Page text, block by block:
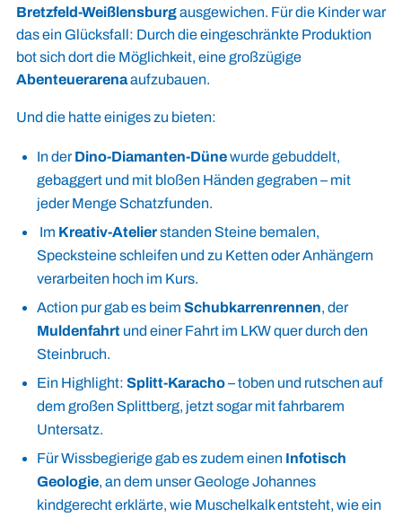
Bretzfeld-Weißlensburgausgewichen. Für die Kinder war
das ein Glücksfall: Durch die eingeschränkte Produktion
bot sich dort die Möglichkeit, eine großzügige
Abenteuerarenaaufzubauen.
Und die hatte einiges zu bieten:
In derDino-Diamanten-Dünewurde gebuddelt,
gebaggert und mit bloßen Händen gegraben – mit
jeder Menge Schatzfunden.
Im Kreativ-Atelierstanden Steine bemalen,
Specksteine schleifen und zu Ketten oder Anhängern
verarbeiten hoch im Kurs.
Action pur gab es beimSchubkarrenrennen, der
Muldenfahrt und einer Fahrt im LKW quer durch den
Steinbruch.
Ein Highlight:Splitt-Karacho– toben und rutschen auf
dem großen Splittberg, jetzt sogar mit fahrbarem
Untersatz.
Für Wissbegierige gab es zudem einen Infotisch
Geologie, an dem unser Geologe Johannes
kindgerecht erklärte, wie Muschelkalk entsteht, wie ein